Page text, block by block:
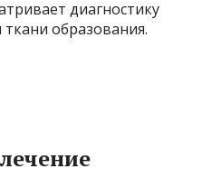
диагностику
образования.